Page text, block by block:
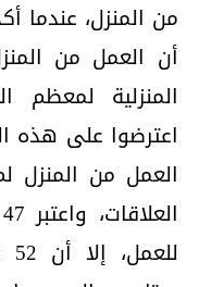
أن العمل من
العمل من